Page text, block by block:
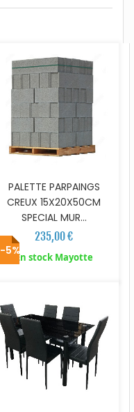
PALETTE PARPAINGS
CREUX 15X20X50CM
SPECIAL MUR...
235,00 €
En stock Mayotte
-5%